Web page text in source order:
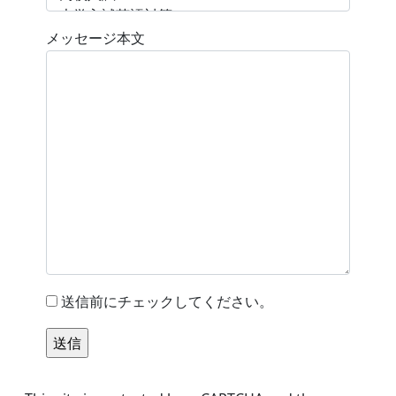
メッセージ本文
送信前にチェックしてください。